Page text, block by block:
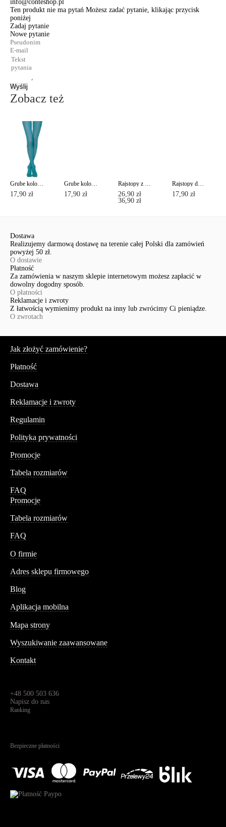
info@conteshop.pl
Ten produkt nie ma pytań Możesz zadać pytanie, klikając przycisk
poniżej
Zadaj pytanie
Nowe pytanie
Wyślij
Zobacz też
Grube kolorowe rajstopy COLOURS TOP Lycra®
17,90 zł
Grube kolorowe rajstopy COLOURS TOP Lycra®
17,90 zł
Rajstopy z imitacją pończoch ze sznurowaniem z tyłu POEMA Lycra®
26,90 zł
36,90 zł
Rajstopy damskie ze wzmocnią częścią majtkową NUANCE 20 Lycra®
17,90 zł
Dostawa
Realizujemy darmową dostawę na terenie całej Polski dla zamówień
powyżej 50 zł.
O dostawie
Płatność
Za zamówienia w naszym sklepie internetowym możesz zapłacić w
dowolny dogodny sposób.
O płatności
Reklamacje i zwroty
Z łatwością wymienimy produkt na inny lub zwrócimy Ci pieniądze.
O zwrotach
Jak złożyć zamówienie?
Płatność
Dostawa
Reklamacje i zwroty
Regulamin
Polityka prywatności
Promocje
Tabela rozmiarów
FAQ
Promocje
Tabela rozmiarów
FAQ
O firmie
Adres sklepu firmowego
Blog
Aplikacja mobilna
Mapa strony
Wyszukiwanie zaawansowane
Kontakt
+48 500 503 636
Napisz do nas
Ranking
Bezpieczne płatności